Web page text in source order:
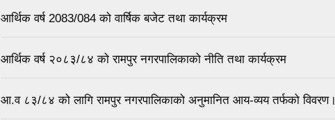
आर्थिक वर्ष 2083/084 को वार्षिक बजेट तथा कार्यक्रम
आर्थिक वर्ष २०८३/८४ को रामपुर नगरपालिकाको नीति तथा कार्यक्रम
आ.व ८३/८‍४ को लागि रामपुर नगरपालिकाको अनुमानित आय-व्यय तर्फको विवरण।